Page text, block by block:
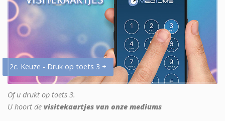
2c. Keuze - Druk op toets 3 +
Of u drukt op toets 3.
U hoort de visitekaartjes van onze mediums